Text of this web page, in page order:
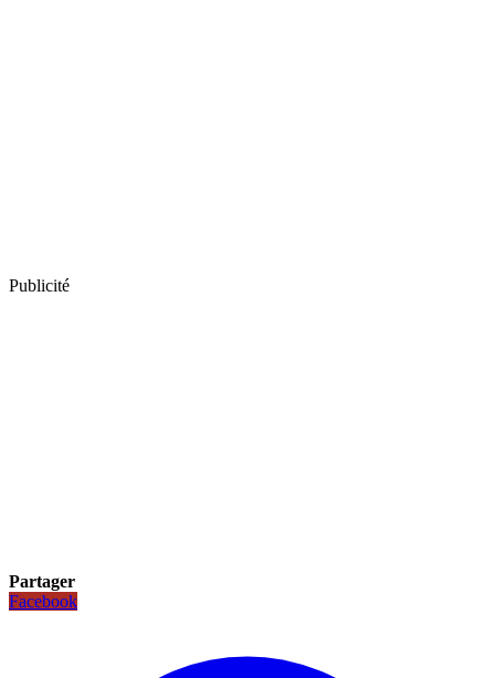
Publicité
Partager
Facebook